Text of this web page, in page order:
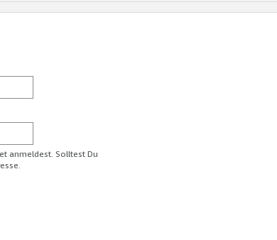
anmeldest. Solltest Du